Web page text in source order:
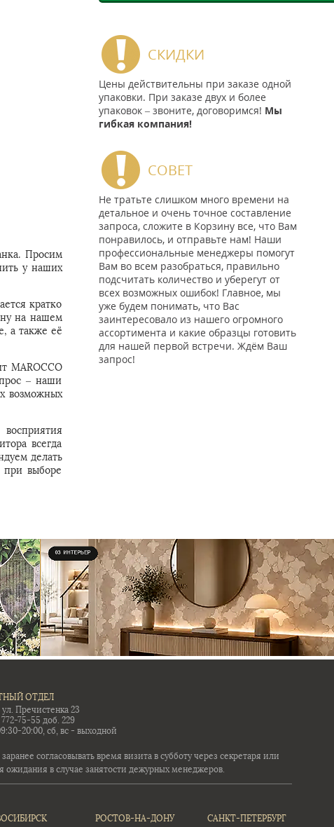
Просим
у наших
кратко
на нашем
а также её
MAROCCO
– наши
возможных
всегда
делать
при выборе
СКИДКИ
Цены действительны при заказе одной
упаковки. При заказе двух и более
упаковок – звоните, договоримся! Мы
гибкая компания!
СОВЕТ
Не тратьте слишком много времени на
детальное и очень точное составление
запроса, сложите в Корзину все, что Вам
понравилось, и отправьте нам! Наши
профессиональные менеджеры помогут
Вам во всем разобраться, правильно
подсчитать количество и уберегут от
всех возможных ошибок! Главное, мы
уже будем понимать, что Вас
заинтересовало из нашего огромного
ассортимента и какие образцы готовить
для нашей первой встречи. Ждём Ваш
запрос!
ОТДЕЛ
Пречистенка 23
772-75-55 доб. 229
20:00, сб, вс - выходной
согласовывать время визита в субботу через секретаря или
ожидания в случае занятости дежурных менеджеров.
РОСТОВ-НА-ДОНУ САНКТ-ПЕТЕРБУРГ